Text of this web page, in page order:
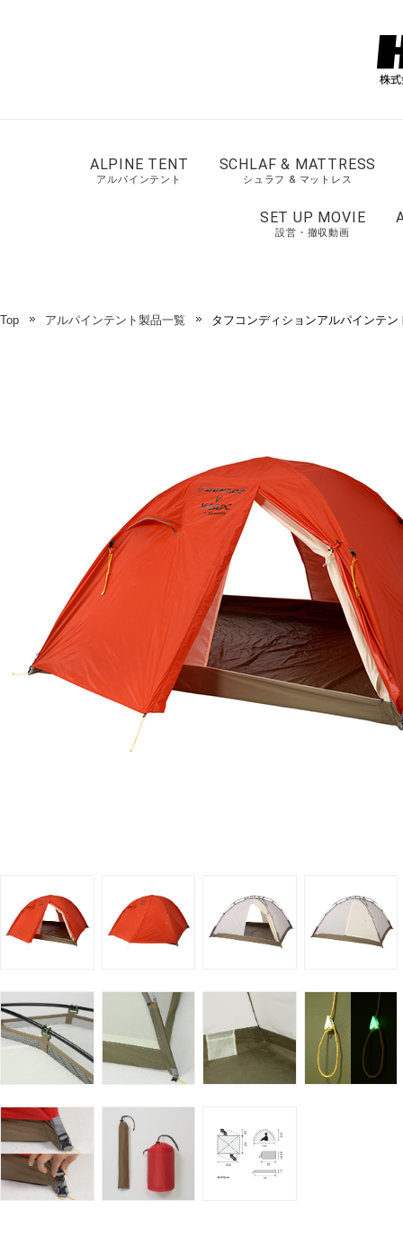
ALPINE TENT
アルパインテント
SCHLAF & MATTRESS
シュラフ & マットレス
SET UP MOVIE
設営・撤収動画
Top アルパインテント製品一覧 タフコンディションアルパインテン